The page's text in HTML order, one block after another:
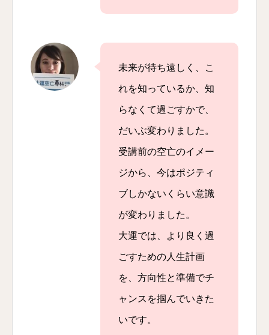
未来が待ち遠しく、こ
れを知っているか、知
らなくて過ごすかで、
だいぶ変わりました。
受講前の空亡のイメー
ジから、今はポジティ
ブしかないくらい意識
が変わりました。
大運では、より良く過
ごすための人生計画
を、方向性と準備でチ
ャンスを掴んでいきた
いです。